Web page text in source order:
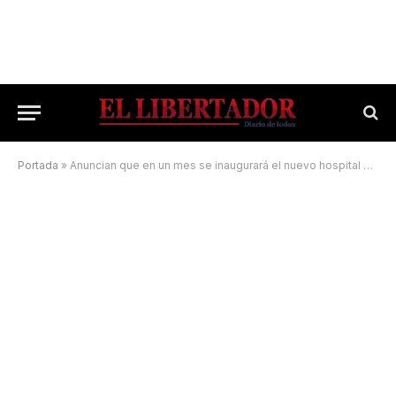
Portada » Anuncian que en un mes se inaugurará el nuevo hospital de Apipé